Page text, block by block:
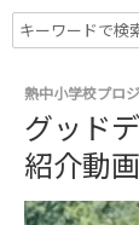
熱中小学校プロ
グッド
紹介動画